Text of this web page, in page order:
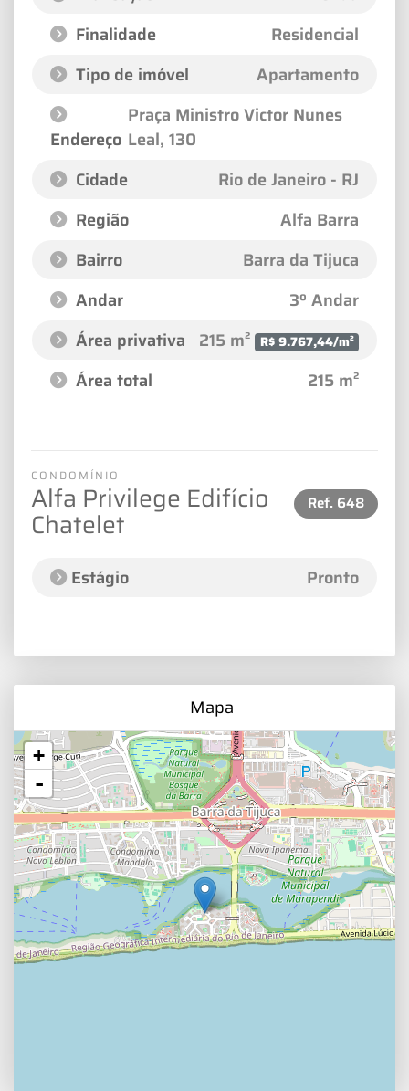
Finalidade
Residencial
Tipo de imóvel
Apartamento
Endereço
Praça Ministro Victor Nunes
Leal, 130
Cidade
Rio de Janeiro - RJ
Região
Alfa Barra
Bairro
Barra da Tijuca
Andar
3º Andar
Área privativa 215 m² R$ 9.767,44/m²
Área total 215 m²
CONDOMÍNIO
Alfa Privilege Edifício
Chatelet
Ref. 648
Estágio Pronto
Mapa
+
-